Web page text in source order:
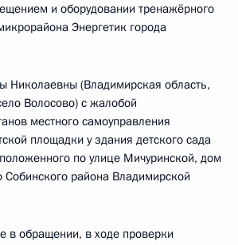
и оборудовании тренажёрного
Энергетик города
Николаевны (Владимирская область,
Волосово) с жалобой
местного самоуправления
площадки у здания детского сада
по улице Мичуринской, дом
Собинского района Владимирской
в обращении, в ходе проверки